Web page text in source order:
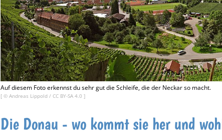
Auf diesem Foto erkennst du sehr gut die Schleife, die der Neckar so macht.
[ © Andreas Lippold / CC BY-SA 4.0 ]
Die Donau - wo kommt sie her und